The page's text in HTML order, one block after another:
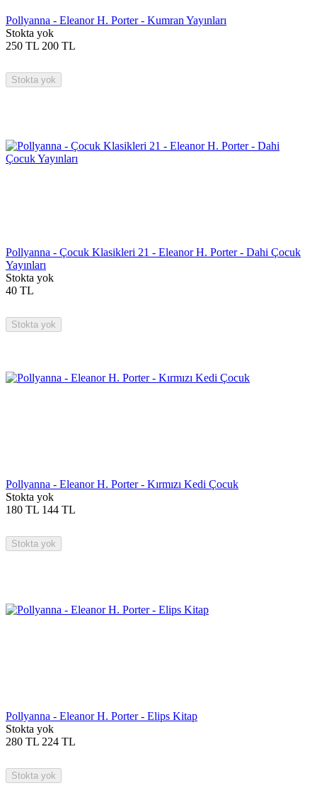
Pollyanna - Eleanor H. Porter - Kumran Yayınları
Stokta yok
250 TL 200 TL
Stokta yok
Pollyanna - Çocuk Klasikleri 21 - Eleanor H. Porter - Dahi Çocuk
Yayınları
Stokta yok
40 TL
Stokta yok
Pollyanna - Eleanor H. Porter - Kırmızı Kedi Çocuk
Stokta yok
180 TL 144 TL
Stokta yok
Pollyanna - Eleanor H. Porter - Elips Kitap
Stokta yok
280 TL 224 TL
Stokta yok